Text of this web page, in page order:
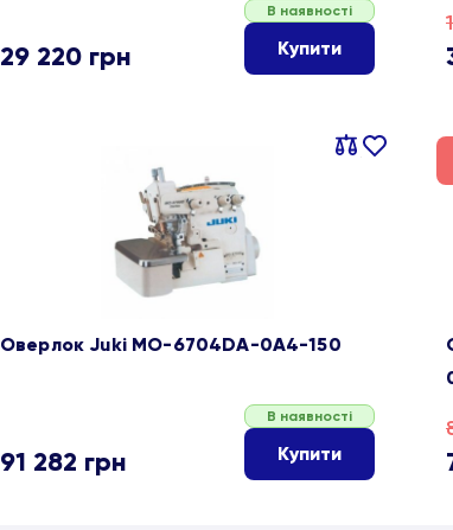
29 220 грн
В наявності
Купити
Порівняти
В
Оверлок Juki MO-6704DA-0A4-150
91 282 грн
В наявності
Купити